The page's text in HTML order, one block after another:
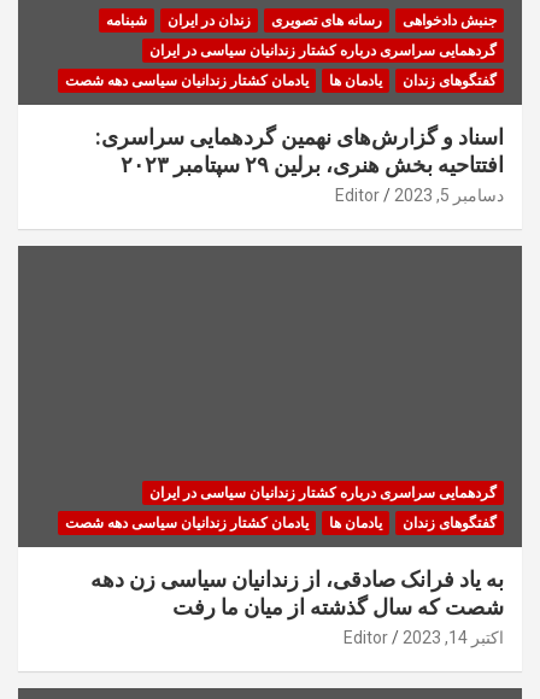
جنبش دادخواهی رسانه های تصویری زندان در ایران
شبنامه
گردهمایی سراسری درباره کشتار زندانیان سیاسی در ایران
گفتگوهای زندان
یادمان ها یادمان کشتار زندانیان سیاسی دهه شصت
اسناد و گزارش‌های نهمین گردهمایی سراسری:
افتتاحیه بخش هنری، برلین ۲۹ سپتامبر ۲۰۲۳
دسامبر 5, 2023 Editor
گردهمایی سراسری درباره کشتار زندانیان سیاسی در ایران
گفتگوهای زندان
یادمان ها یادمان کشتار زندانیان سیاسی دهه شصت
به یاد فرانک صادقی، از زندانیان سیاسی زن دهه
شصت که سال گذشته از میان ما رفت
اکتبر 14, 2023 Editor